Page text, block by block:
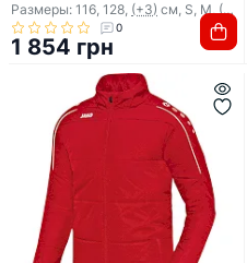
Размеры: 116, 128, (+3) см, S, M,(+1)
0
1 854 грн